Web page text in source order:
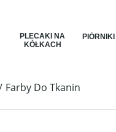
PLECAKI NA
KÓŁKACH
PIÓRNIKI
Farby Do Tkanin